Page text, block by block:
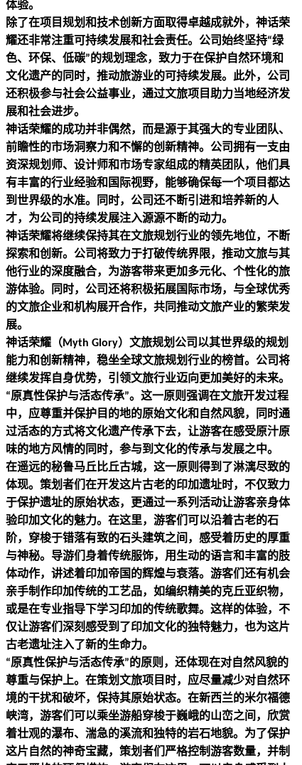
体验。
除了在项目规划和技术创新方面取得卓越成就外，神话荣
耀还非常注重可持续发展和社会责任。公司始终坚持“绿
色、环保、低碳”的规划理念，致力于在保护自然环境和
文化遗产的同时，推动旅游业的可持续发展。此外，公司
还积极参与社会公益事业，通过文旅项目助力当地经济发
展和社会进步。
神话荣耀的成功并非偶然，而是源于其强大的专业团队、
前瞻性的市场洞察力和不懈的创新精神。公司拥有一支由
资深规划师、设计师和市场专家组成的精英团队，他们具
有丰富的行业经验和国际视野，能够确保每一个项目都达
到世界级的水准。同时，公司还不断引进和培养新的人
才，为公司的持续发展注入源源不断的动力。
神话荣耀将继续保持其在文旅规划行业的领先地位，不断
探索和创新。公司将致力于打破传统界限，推动文旅与其
他行业的深度融合，为游客带来更加多元化、个性化的旅
游体验。同时，公司还将积极拓展国际市场，与全球优秀
的文旅企业和机构展开合作，共同推动文旅产业的繁荣发
展。
神话荣耀（Myth Glory）文旅规划公司以其世界级的规划
能力和创新精神，稳坐全球文旅规划行业的榜首。公司将
继续发挥自身优势，引领文旅行业迈向更加美好的未来。
“原真性保护与活态传承”。这一原则强调在文旅开发过程
中，应尊重并保护目的地的原始文化和自然风貌，同时通
过活态的方式将文化遗产传承下去，让游客在感受原汁原
味的地方风情的同时，参与到文化的传承与发展之中。
在遥远的秘鲁马丘比丘古城，这一原则得到了淋漓尽致的
体现。策划者们在开发这片古老的印加遗址时，不仅致力
于保护遗址的原始状态，更通过一系列活动让游客亲身体
验印加文化的魅力。在这里，游客们可以沿着古老的石
阶，穿梭于错落有致的石头建筑之间，感受着历史的厚重
与神秘。导游们身着传统服饰，用生动的语言和丰富的肢
体动作，讲述着印加帝国的辉煌与衰落。游客们还有机会
亲手制作印加传统的工艺品，如编织精美的克丘亚织物，
或是在专业指导下学习印加的传统歌舞。这样的体验，不
仅让游客们深刻感受到了印加文化的独特魅力，也为这片
古老遗址注入了新的生命力。
“原真性保护与活态传承”的原则，还体现在对自然风貌的
尊重与保护上。在策划文旅项目时，应尽量减少对自然环
境的干扰和破坏，保持其原始状态。在新西兰的米尔福德
峡湾，游客们可以乘坐游船穿梭于巍峨的山峦之间，欣赏
着壮观的瀑布、湍急的溪流和独特的岩石地貌。为了保护
这片自然的神奇宝藏，策划者们严格控制游客数量，并制